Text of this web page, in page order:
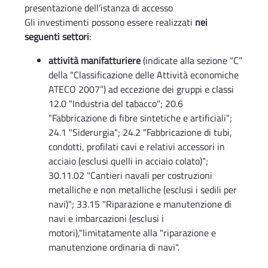
presentazione dell’istanza di accesso
Gli investimenti possono essere realizzati nei
seguenti settori:
attività manifatturiere(indicate alla sezione “C”
della “Classificazione delle Attività economiche
ATECO 2007”) ad eccezione dei gruppi e classi
12.0 "Industria del tabacco"; 20.6
"Fabbricazione di fibre sintetiche e artificiali";
24.1 "Siderurgia"; 24.2 "Fabbricazione di tubi,
condotti, profilati cavi e relativi accessori in
acciaio (esclusi quelli in acciaio colato)";
30.11.02 "Cantieri navali per costruzioni
metalliche e non metalliche (esclusi i sedili per
navi)"; 33.15 "Riparazione e manutenzione di
navi e imbarcazioni (esclusi i
motori),"limitatamente alla "riparazione e
manutenzione ordinaria di navi".